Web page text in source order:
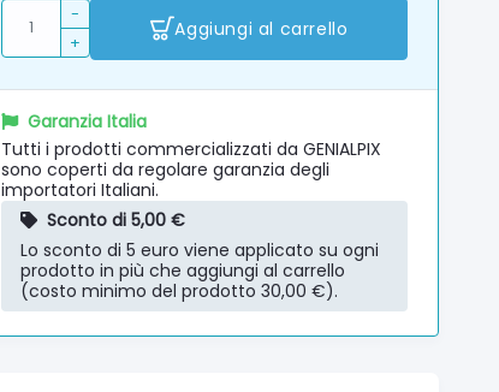
-
+
Aggiungi al carrello
Garanzia Italia
Tutti i prodotti commercializzati da GENIALPIX
sono coperti da regolare garanzia degli
importatori Italiani.
Sconto di 5,00 €
Lo sconto di 5 euro viene applicato su ogni
prodotto in più che aggiungi al carrello
(costo minimo del prodotto 30,00 €).